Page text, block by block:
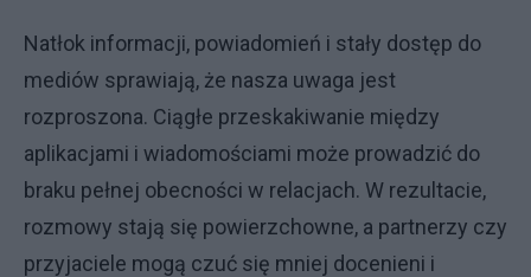
Natłok informacji, powiadomień i stały dostęp do
mediów sprawiają, że nasza uwaga jest
rozproszona. Ciągłe przeskakiwanie między
aplikacjami i wiadomościami może prowadzić do
braku pełnej obecności w relacjach. W rezultacie,
rozmowy stają się powierzchowne, a partnerzy czy
przyjaciele mogą czuć się mniej docenieni i